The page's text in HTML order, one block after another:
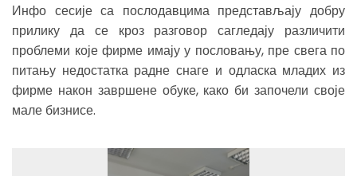
Инфо сесије са послодавцима представљају добру
прилику да се кроз разговор сагледају различити
проблеми које фирме имају у пословању, пре свега по
питању недостатка радне снаге и одласка младих из
фирме након завршене обуке, како би започели своје
мале бизнисе.